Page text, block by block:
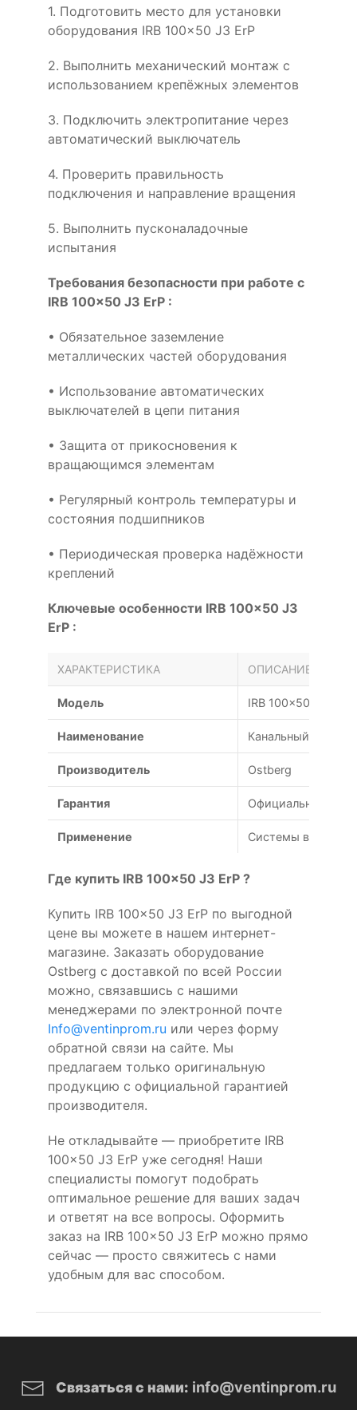
1. Подготовить место для установки
оборудования IRB 100x50 J3 ErP
2. Выполнить механический монтаж с
использованием крепёжных элементов
3. Подключить электропитание через
автоматический выключатель
4. Проверить правильность
подключения и направление вращения
5. Выполнить пусконаладочные
испытания
Требования безопасности при работе с
IRB 100x50 J3 ErP :
• Обязательное заземление
металлических частей оборудования
• Использование автоматических
выключателей в цепи питания
• Защита от прикосновения к
вращающимся элементам
• Регулярный контроль температуры и
состояния подшипников
• Периодическая проверка надёжности
креплений
Ключевые особенности IRB 100x50 J3
ErP :
ХАРАКТЕРИСТИКА ОПИСАНИЕ
Модель IRB 100x50 J3 ErP
Наименование Канальный
Производитель Ostberg
Гарантия Официальная
Применение Системы
Где купить IRB 100x50 J3 ErP ?
Купить IRB 100x50 J3 ErP по выгодной
цене вы можете в нашем интернет-
магазине. Заказать оборудование
Ostberg с доставкой по всей России
можно, связавшись с нашими
менеджерами по электронной почте
Info@ventinprom.ru или через форму
обратной связи на сайте. Мы
предлагаем только оригинальную
продукцию с официальной гарантией
производителя.
Не откладывайте — приобретите IRB
100x50 J3 ErP уже сегодня! Наши
специалисты помогут подобрать
оптимальное решение для ваших задач
и ответят на все вопросы. Оформить
заказ на IRB 100x50 J3 ErP можно прямо
сейчас — просто свяжитесь с нами
удобным для вас способом.
Связаться с нами: info@ventinprom.ru